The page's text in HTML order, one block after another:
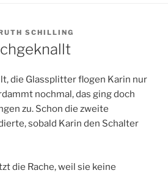
SCHILLING
die Glassplitter flogen Karin nur
nochmal, das ging doch
zu. Schon die zweite
sobald Karin den Schalter
die Rache, weil sie keine